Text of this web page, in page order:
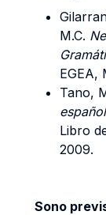
M.C.
EGEA,
Tano,
Libro
2009.
Sono